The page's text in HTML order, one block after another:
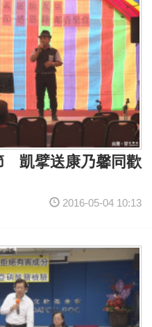
凱擘送康乃馨同歡
2016-05-04 10:13